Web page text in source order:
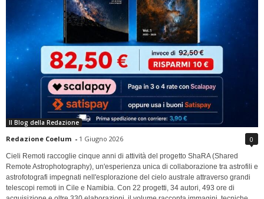
Il Blog della Redazione
Redazione Coelum - 1 Giugno 2026 0
Cieli Remoti raccoglie cinque anni di attività del progetto ShaRA (Shared
Remote Astrophotography), un'esperienza unica di collaborazione tra astrofili e
astrofotografi impegnati nell'esplorazione del cielo australe attraverso grandi
telescopi remoti in Cile e Namibia. Con 22 progetti, 34 autori, 493 ore di